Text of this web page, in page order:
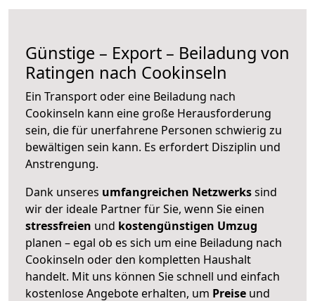
Günstige – Export – Beiladung von
Ratingen nach Cookinseln
Ein Transport oder eine Beiladung nach
Cookinseln kann eine große Herausforderung
sein, die für unerfahrene Personen schwierig zu
bewältigen sein kann. Es erfordert Disziplin und
Anstrengung.
Dank unseres umfangreichen Netzwerkssind
wir der ideale Partner für Sie, wenn Sie einen
stressfreien und kostengünstigen Umzug
planen – egal ob es sich um eine Beiladung nach
Cookinseln oder den kompletten Haushalt
handelt. Mit uns können Sie schnell und einfach
kostenlose Angebote erhalten, um Preise und